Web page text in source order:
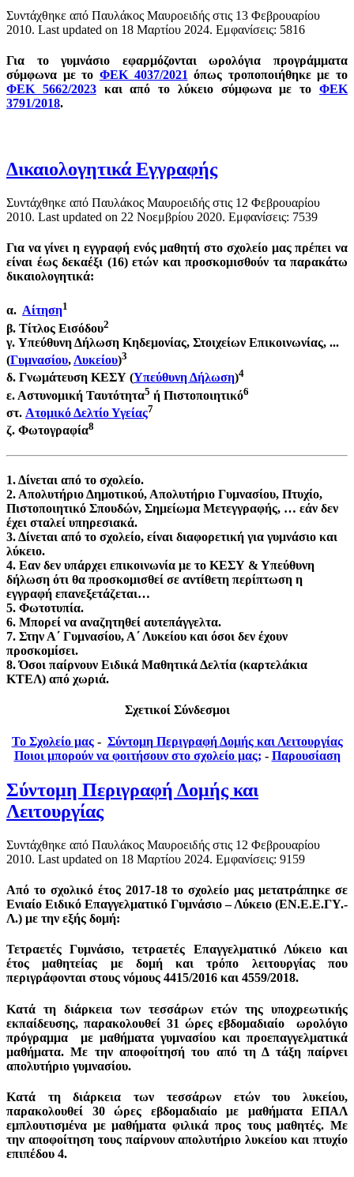
Συντάχθηκε από Παυλάκος Μαυροειδής στις 13 Φεβρουαρίου
2010. Last updated on 18 Μαρτίου 2024. Εμφανίσεις: 5816
Για το γυμνάσιο εφαρμόζονται ωρολόγια προγράμματα
σύμφωνα με το ΦΕΚ 4037/2021 όπως τροποποιήθηκε με το
ΦΕΚ 5662/2023και από το λύκειο σύμφωνα με τοΦΕΚ
3791/2018.
Δικαιολογητικά Εγγραφής
Συντάχθηκε από Παυλάκος Μαυροειδής στις 12 Φεβρουαρίου
2010. Last updated on 22 Νοεμβρίου 2020. Εμφανίσεις: 7539
Για να γίνει η εγγραφή ενός μαθητή στο σχολείο μας πρέπει να
είναι έως δεκαέξι (16) ετών και προσκομισθούν τα παρακάτω
δικαιολογητικά:
α. Αίτηση1
β. Τίτλος Εισόδου2
γ. Υπεύθυνη Δήλωση Κηδεμονίας, Στοιχείων Επικοινωνίας, ...
(Γυμνασίου, Λυκείου)3
δ. Γνωμάτευση ΚΕΣΥ (Υπεύθυνη Δήλωση)4
ε. Αστυνομική Ταυτότητα5 ή Πιστοποιητικό6
στ. Ατομικό Δελτίο Υγείας7
ζ. Φωτογραφία8
1. Δίνεται από το σχολείο.
2. Απολυτήριο Δημοτικού, Απολυτήριο Γυμνασίου, Πτυχίο,
Πιστοποιητικό Σπουδών, Σημείωμα Μετεγγραφής, … εάν δεν
έχει σταλεί υπηρεσιακά.
3. Δίνεται από το σχολείο, είναι διαφορετική για γυμνάσιο και
λύκειο.
4. Εαν δεν υπάρχει επικοινωνία με το ΚΕΣΥ & Υπεύθυνη
δήλωση ότι θα προσκομισθεί σε αντίθετη περίπτωση η
εγγραφή επανεξετάζεται…
5. Φωτοτυπία.
6. Μπορεί να αναζητηθεί αυτεπάγγελτα.
7. Στην Α΄ Γυμνασίου, Α΄ Λυκείου και όσοι δεν έχουν
προσκομίσει.
8. Όσοι παίρνουν Ειδικά Μαθητικά Δελτία (καρτελάκια
ΚΤΕΛ) από χωριά.
Σχετικοί Σύνδεσμοι
Το Σχολείο μας- Σύντομη Περιγραφή Δομής και Λειτουργίας
Ποιοι μπορούν να φοιτήσουν στο σχολείο μας; - Παρουσίαση
Σύντομη Περιγραφή Δομής και
Λειτουργίας
Συντάχθηκε από Παυλάκος Μαυροειδής στις 12 Φεβρουαρίου
2010. Last updated on 18 Μαρτίου 2024. Εμφανίσεις: 9159
Από το σχολικό έτος 2017-18 το σχολείο μας μετατράπηκε σε
Ενιαίο Ειδικό Επαγγελματικό Γυμνάσιο – Λύκειο (ΕΝ.Ε.Ε.ΓΥ.-
Λ.) με την εξής δομή:
Τετραετές Γυμνάσιο, τετραετές Επαγγελματικό Λύκειοκαι
έτος μαθητείας με δομή και τρόπο λειτουργίας που
περιγράφονται στους νόμους 4415/2016 και 4559/2018.
Κατά τη διάρκεια των τεσσάρων ετών της υποχρεωτικής
εκπαίδευσης, παρακολουθεί 31 ώρες εβδομαδιαίο ωρολόγιο
πρόγραμμα με μαθήματα γυμνασίου και προεπαγγελματικά
μαθήματα. Με την αποφοίτησή του από τη Δ τάξη παίρνει
απολυτήριο γυμνασίου.
Κατά τη διάρκεια των τεσσάρων ετών του λυκείου,
παρακολουθεί 30 ώρες εβδομαδιαίο με μαθήματα ΕΠΑΛ
εμπλουτισμένα με μαθήματα φιλικά προς τους μαθητές. Με
την αποφοίτηση τους παίρνουναπολυτήριο λυκείου και πτυχίο
επιπέδου 4.